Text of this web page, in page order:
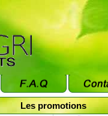
Les promotions